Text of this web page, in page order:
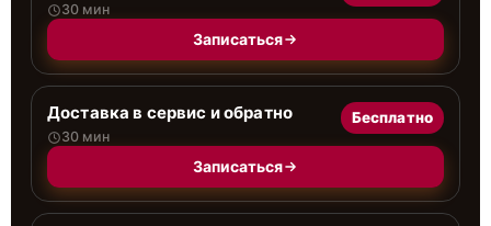
30 мин
Записаться
Доставка в сервис и обратно
30 мин
Бесплатно
Записаться